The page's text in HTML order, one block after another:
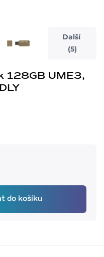
Další
(5)
128GB UME3,
do košíku